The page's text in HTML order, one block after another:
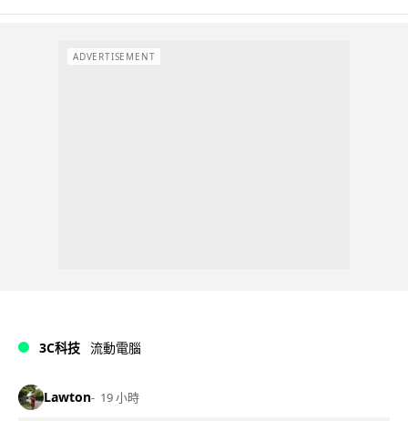
ADVERTISEMENT
3C科技 流動電腦
Lawton 19 小時